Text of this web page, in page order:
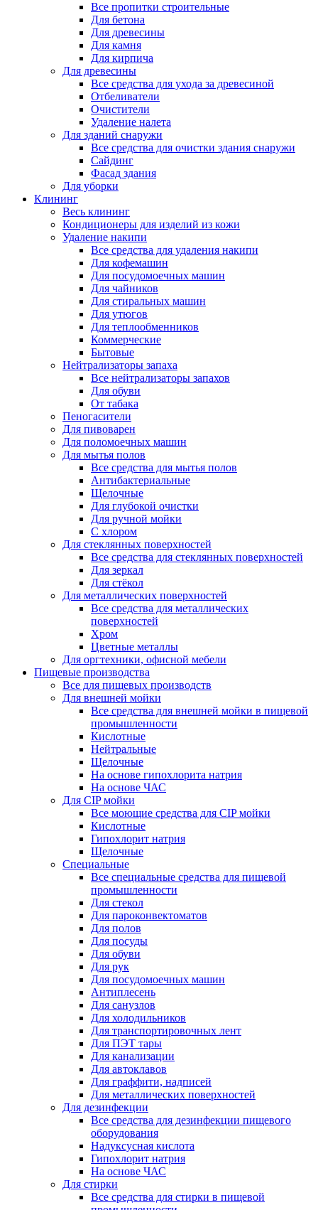
Все пропитки строительные
Для бетона
Для древесины
Для камня
Для кирпича
Для древесины
Все средства для ухода за древесиной
Отбеливатели
Очистители
Удаление налета
Для зданий снаружи
Все средства для очистки здания снаружи
Сайдинг
Фасад здания
Для уборки
Клининг
Весь клининг
Кондиционеры для изделий из кожи
Удаление накипи
Все средства для удаления накипи
Для кофемашин
Для посудомоечных машин
Для чайников
Для стиральных машин
Для утюгов
Для теплообменников
Коммерческие
Бытовые
Нейтрализаторы запаха
Все нейтрализаторы запахов
Для обуви
От табака
Пеногасители
Для пивоварен
Для поломоечных машин
Для мытья полов
Все средства для мытья полов
Антибактериальные
Щелочные
Для глубокой очистки
Для ручной мойки
С хлором
Для стеклянных поверхностей
Все средства для стеклянных поверхностей
Для зеркал
Для стёкол
Для металлических поверхностей
Все средства для металлических
поверхностей
Хром
Цветные металлы
Для оргтехники, офисной мебели
Пищевые производства
Все для пищевых производств
Для внешней мойки
Все средства для внешней мойки в пищевой
промышленности
Кислотные
Нейтральные
Щелочные
На основе гипохлорита натрия
На основе ЧАС
Для CIP мойки
Все моющие средства для CIP мойки
Кислотные
Гипохлорит натрия
Щелочные
Специальные
Все специальные средства для пищевой
промышленности
Для стекол
Для пароконвектоматов
Для полов
Для посуды
Для обуви
Для рук
Для посудомоечных машин
Антиплесень
Для санузлов
Для холодильников
Для транспортировочных лент
Для ПЭТ тары
Для канализации
Для автоклавов
Для граффити, надписей
Для металлических поверхностей
Для дезинфекции
Все средства для дезинфекции пищевого
оборудования
Надуксусная кислота
Гипохлорит натрия
На основе ЧАС
Для стирки
Все средства для стирки в пищевой